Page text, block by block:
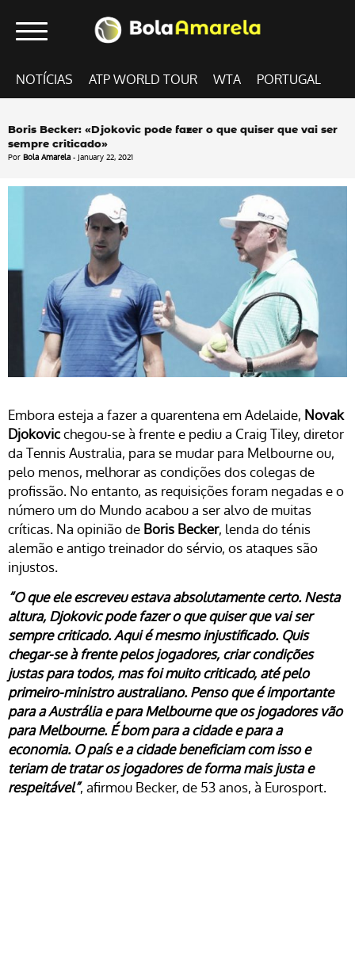
NOTÍCIAS ATP WORLD TOUR WTA PORTUGAL
Boris Becker: «Djokovic pode fazer o que quiser que vai ser
sempre criticado»
Por Bola Amarela - January 22, 2021
Embora esteja a fazer a quarentena em Adelaide, Novak
Djokovicchegou-se à frente e pediu a Craig Tiley, diretor
da Tennis Australia, para se mudar para Melbourne ou,
pelo menos, melhorar as condições dos colegas de
profissão. No entanto, as requisições foram negadas e o
número um do Mundo acabou a ser alvo de muitas
críticas. Na opinião de Boris Becker, lenda do ténis
alemão e antigo treinador do sérvio, os ataques são
injustos.
“O que ele escreveu estava absolutamente certo. Nesta
altura, Djokovic pode fazer o que quiser que vai ser
sempre criticado. Aqui é mesmo injustificado. Quis
chegar-se à frente pelos jogadores, criar condições
justas para todos, mas foi muito criticado, até pelo
primeiro-ministro australiano. Penso que é importante
para a Austrália e para Melbourne que os jogadores vão
para Melbourne. É bom para a cidade e para a
economia. O país e a cidade beneficiam com isso e
teriam de tratar os jogadores de forma mais justa e
respeitável”, afirmou Becker, de 53 anos, à Eurosport.